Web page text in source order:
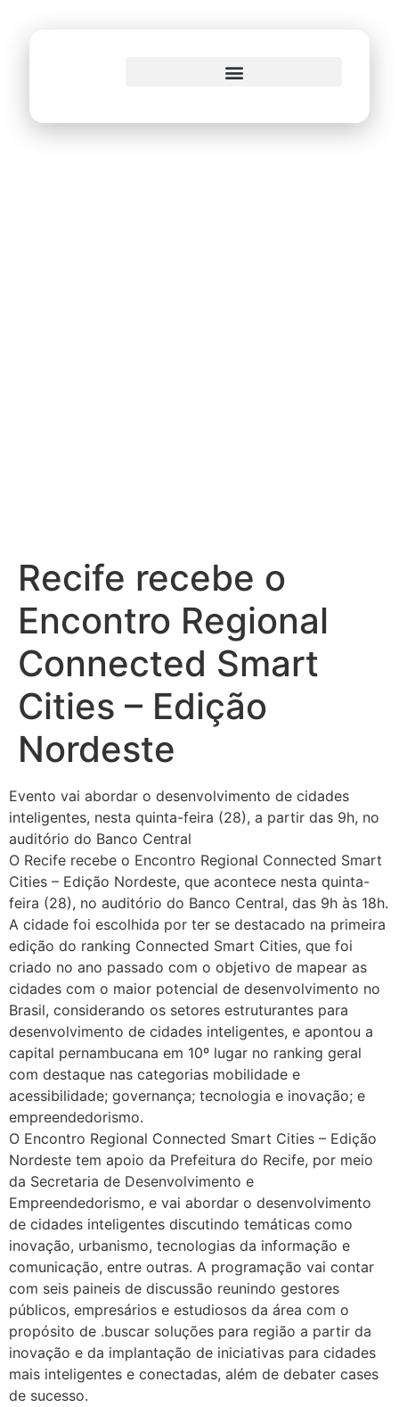
Recife recebe o
Encontro Regional
Connected Smart
Cities – Edição
Nordeste
Evento vai abordar o desenvolvimento de cidades
inteligentes, nesta quinta-feira (28), a partir das 9h, no
auditório do Banco Central
O Recife recebe o Encontro Regional Connected Smart
Cities – Edição Nordeste, que acontece nesta quinta-
feira (28), no auditório do Banco Central, das 9h às 18h.
A cidade foi escolhida por ter se destacado na primeira
edição do ranking Connected Smart Cities, que foi
criado no ano passado com o objetivo de mapear as
cidades com o maior potencial de desenvolvimento no
Brasil, considerando os setores estruturantes para
desenvolvimento de cidades inteligentes, e apontou a
capital pernambucana em 10º lugar no ranking geral
com destaque nas categorias mobilidade e
acessibilidade; governança; tecnologia e inovação; e
empreendedorismo.
O Encontro Regional Connected Smart Cities – Edição
Nordeste tem apoio da Prefeitura do Recife, por meio
da Secretaria de Desenvolvimento e
Empreendedorismo, e vai abordar o desenvolvimento
de cidades inteligentes discutindo temáticas como
inovação, urbanismo, tecnologias da informação e
comunicação, entre outras. A programação vai contar
com seis paineis de discussão reunindo gestores
públicos, empresários e estudiosos da área com o
propósito de .buscar soluções para região a partir da
inovação e da implantação de iniciativas para cidades
mais inteligentes e conectadas, além de debater cases
de sucesso.